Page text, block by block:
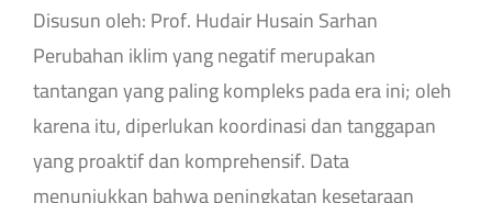
Disusun oleh: Prof. Hudair Husain Sarhan
Perubahan iklim yang negatif merupakan
tantangan yang paling kompleks pada era ini; oleh
karena itu, diperlukan koordinasi dan tanggapan
yang proaktif dan komprehensif. Data